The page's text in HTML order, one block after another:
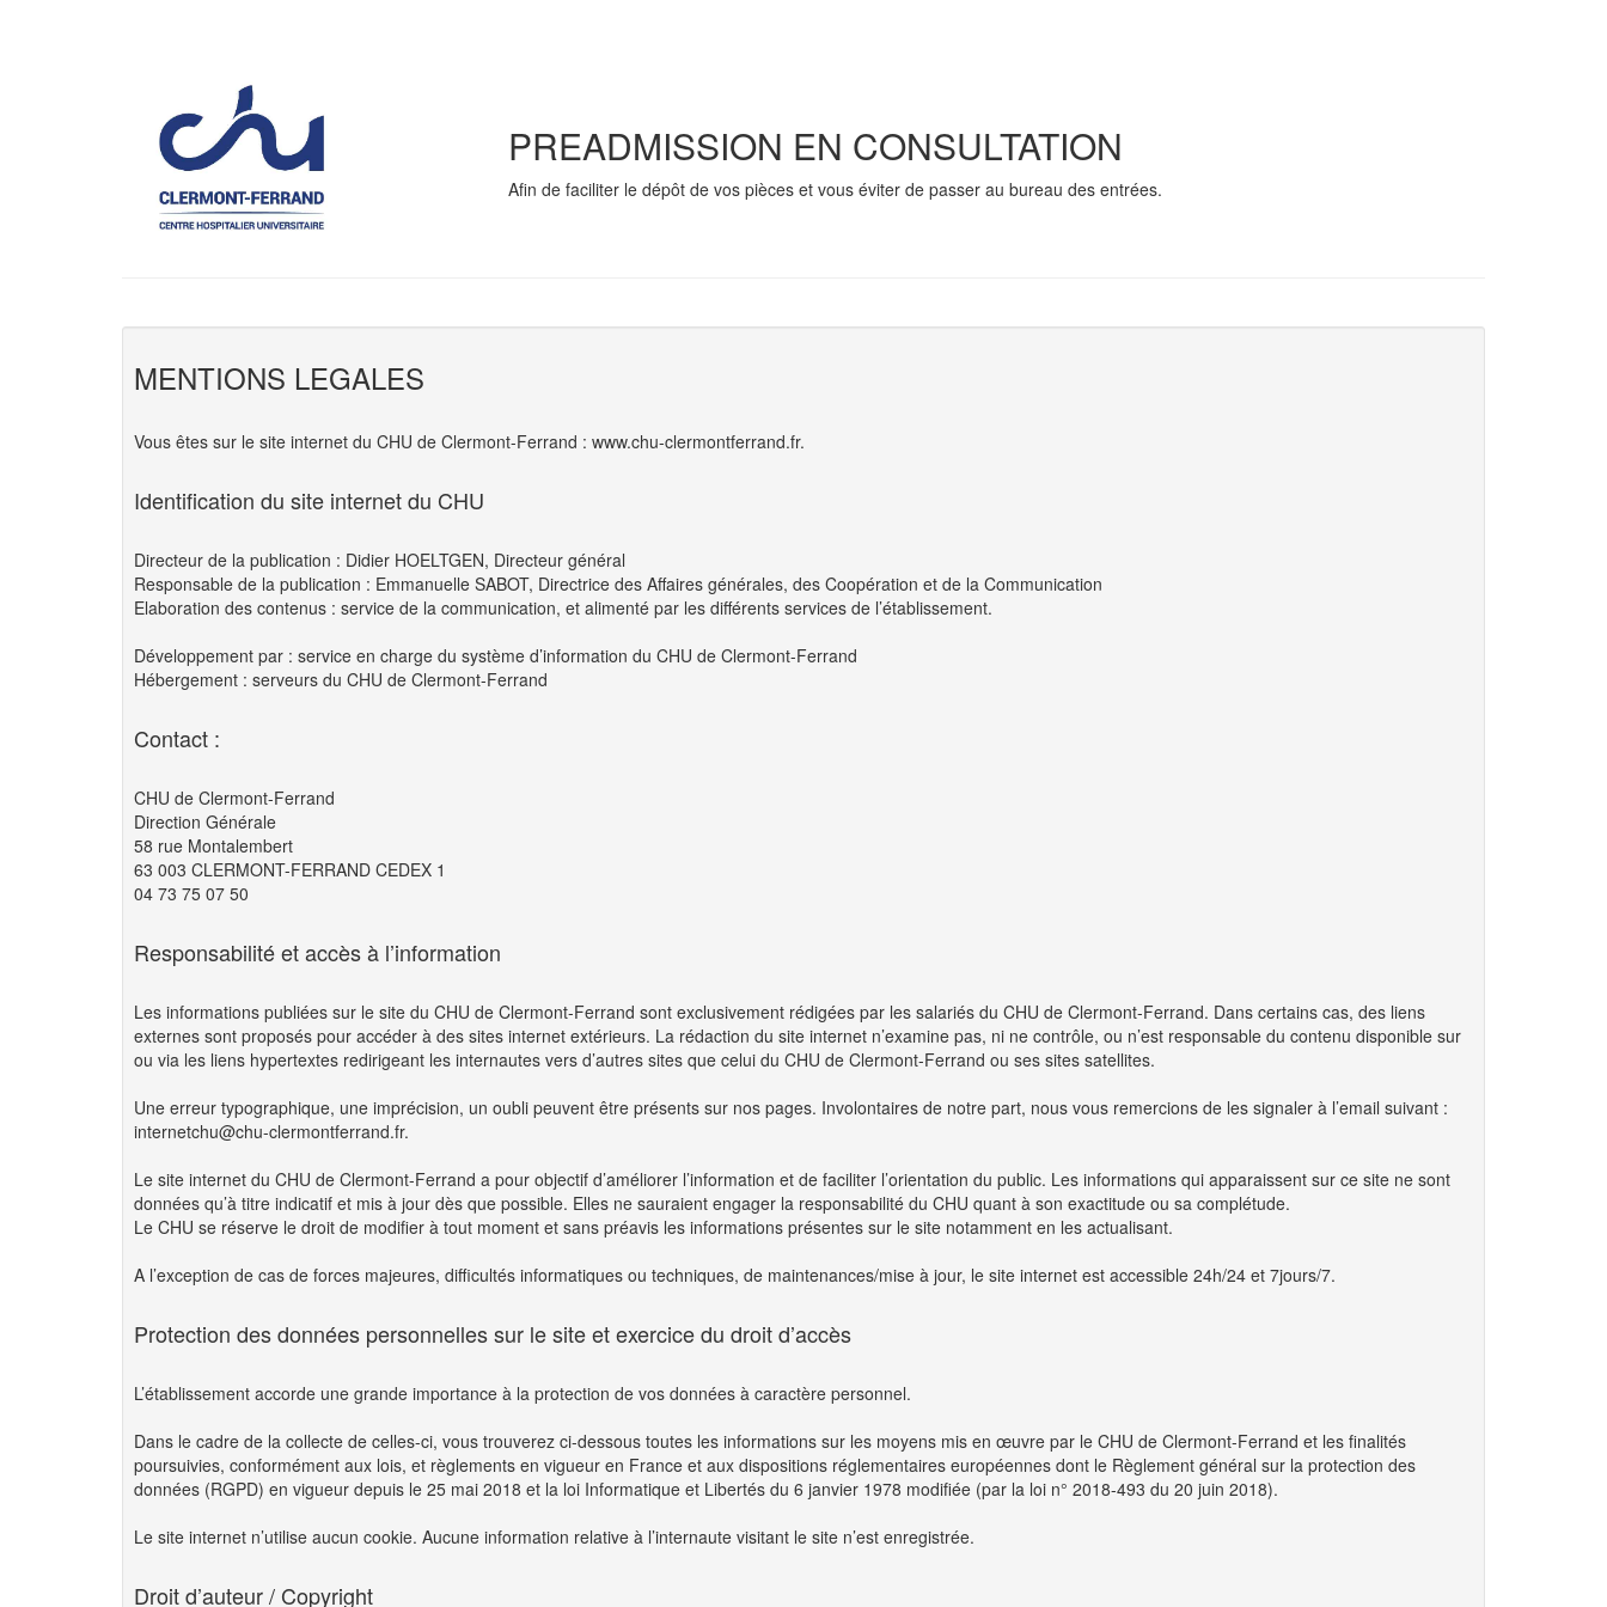
PREADMISSION EN CONSULTATION
Afin de faciliter le dépôt de vos pièces et vous éviter de passer au bureau des entrées.
MENTIONS LEGALES
Vous êtes sur le site internet du CHU de Clermont-Ferrand : www.chu-clermontferrand.fr.
Identification du site internet du CHU
Directeur de la publication : Didier HOELTGEN, Directeur général
Responsable de la publication : Emmanuelle SABOT, Directrice des Affaires générales, des Coopération et de la Communication
Elaboration des contenus : service de la communication, et alimenté par les différents services de l’établissement.
Développement par : service en charge du système d’information du CHU de Clermont-Ferrand
Hébergement : serveurs du CHU de Clermont-Ferrand
Contact :
CHU de Clermont-Ferrand
Direction Générale
58 rue Montalembert
63 003 CLERMONT-FERRAND CEDEX 1
04 73 75 07 50
Responsabilité et accès à l’information
Les informations publiées sur le site du CHU de Clermont-Ferrand sont exclusivement rédigées par les salariés du CHU de Clermont-Ferrand. Dans certains cas, des liens
externes sont proposés pour accéder à des sites internet extérieurs. La rédaction du site internet n’examine pas, ni ne contrôle, ou n’est responsable du contenu disponible sur
ou via les liens hypertextes redirigeant les internautes vers d’autres sites que celui du CHU de Clermont-Ferrand ou ses sites satellites.
Une erreur typographique, une imprécision, un oubli peuvent être présents sur nos pages. Involontaires de notre part, nous vous remercions de les signaler à l’email suivant :
internetchu@chu-clermontferrand.fr.
Le site internet du CHU de Clermont-Ferrand a pour objectif d’améliorer l’information et de faciliter l’orientation du public. Les informations qui apparaissent sur ce site ne sont
données qu’à titre indicatif et mis à jour dès que possible. Elles ne sauraient engager la responsabilité du CHU quant à son exactitude ou sa complétude.
Le CHU se réserve le droit de modifier à tout moment et sans préavis les informations présentes sur le site notamment en les actualisant.
A l’exception de cas de forces majeures, difficultés informatiques ou techniques, de maintenances/mise à jour, le site internet est accessible 24h/24 et 7jours/7.
Protection des données personnelles sur le site et exercice du droit d’accès
L’établissement accorde une grande importance à la protection de vos données à caractère personnel.
Dans le cadre de la collecte de celles-ci, vous trouverez ci-dessous toutes les informations sur les moyens mis en œuvre par le CHU de Clermont-Ferrand et les finalités
poursuivies, conformément aux lois, et règlements en vigueur en France et aux dispositions réglementaires européennes dont le Règlement général sur la protection des
données (RGPD) en vigueur depuis le 25 mai 2018 et la loi Informatique et Libertés du 6 janvier 1978 modifiée (par la loi n° 2018-493 du 20 juin 2018).
Le site internet n’utilise aucun cookie. Aucune information relative à l’internaute visitant le site n’est enregistrée.
Droit d’auteur / Copyright